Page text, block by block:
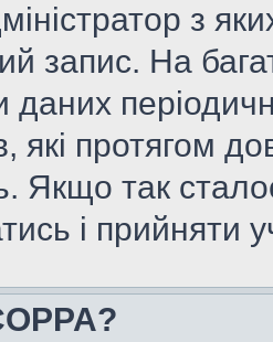
з
запис. На
даних
які протягом
Якщо так
і прийняти